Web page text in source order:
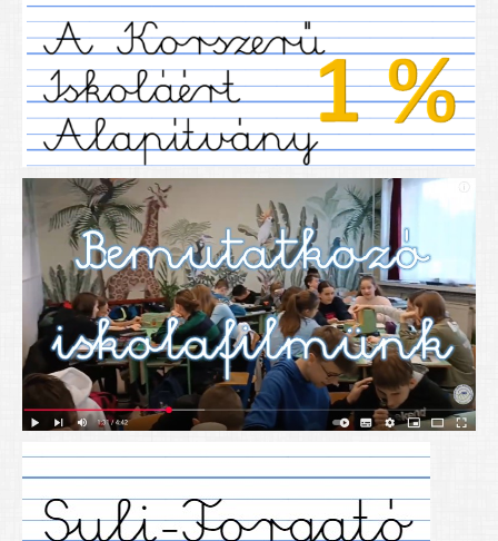
Pályázataink
SIHU
EFOP 325
TÁMOP
TIOP
Határtalanul
Névadónk
UNESCO Társult Iskola
Sportversenyek
Tanulmányi versenyek
Alapítványunk
Nyitva tartás